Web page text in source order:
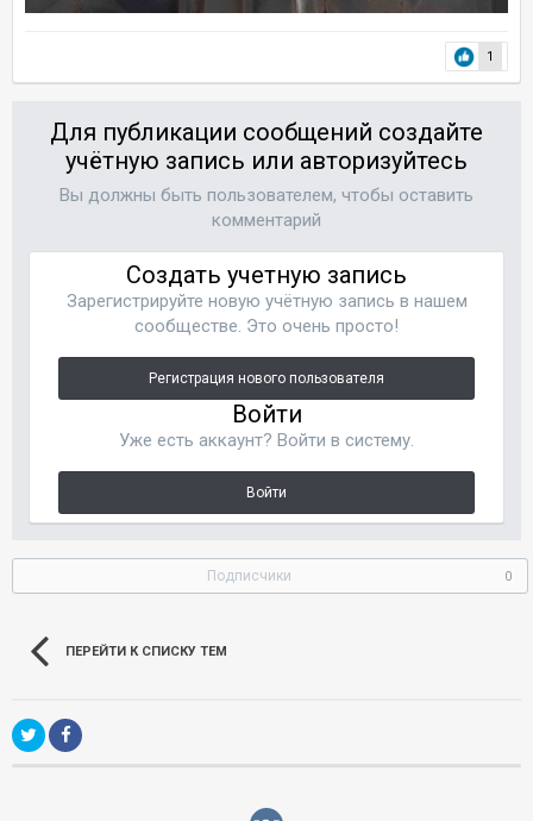
1
Для публикации сообщений создайте
учётную запись или авторизуйтесь
Вы должны быть пользователем, чтобы оставить
комментарий
Создать учетную запись
Зарегистрируйте новую учётную запись в нашем
сообществе. Это очень просто!
Регистрация нового пользователя
Войти
Уже есть аккаунт? Войти в систему.
Войти
Подписчики 0
ПЕРЕЙТИ К СПИСКУ ТЕМ